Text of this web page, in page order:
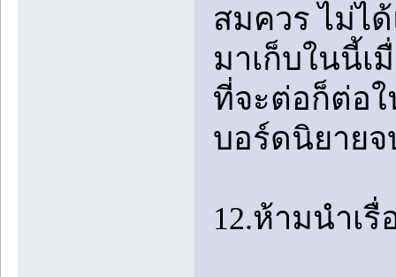
สมควร ไม่ไ
มาเก็บในนี้เ
ที่จะต่อก็ต่อใ
บอร์ดนิยาย
12.ห้ามนำเ